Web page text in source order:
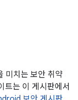
미치는 보안 취약
트는 이 게시판에서